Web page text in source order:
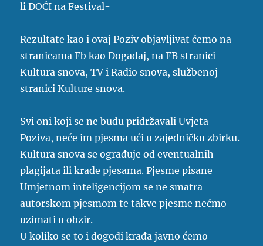
li DOĆI na Festival-
Rezultate kao i ovaj Poziv objavljivat ćemo na
stranicama Fb kao Događaj, na FB stranici
Kultura snova, TV i Radio snova, službenoj
stranici Kulture snova.
Svi oni koji se ne budu pridržavali Uvjeta
Poziva, neće im pjesma ući u zajedničku zbirku.
Kultura snova se ograđuje od eventualnih
plagijata ili krađe pjesama. Pjesme pisane
Umjetnom inteligencijom se ne smatra
autorskom pjesmom te takve pjesme nećmo
uzimati u obzir.
U koliko se to i dogodi krađa javno ćemo